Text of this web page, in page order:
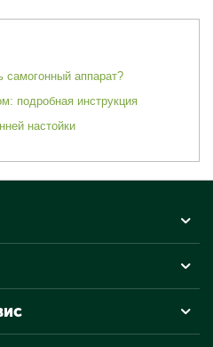
самогонный аппарат?
подробная инструкция
настойки